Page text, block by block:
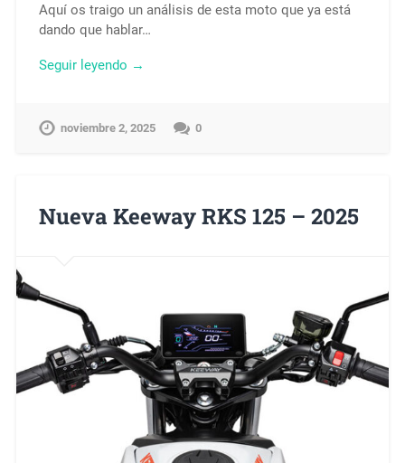
Aquí os traigo un análisis de esta moto que ya está
dando que hablar…
Seguir leyendo →
noviembre 2, 2025 0
Nueva Keeway RKS 125 – 2025